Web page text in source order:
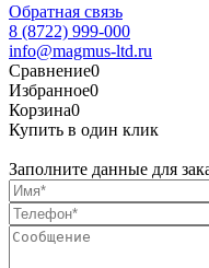
Обратная связь
8 (8722) 999-000
info@magmus-ltd.ru
Сравнение0
Избранное0
Корзина0
Купить в один клик
Заполните данные для